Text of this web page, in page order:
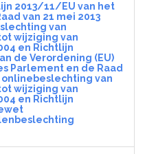
2013/11/EU van het
van 21 mei 2013
van
wijziging van
en Richtlijn
de Verordening (EU)
Parlement en de Raad
onlinebeslechting van
wijziging van
en Richtlijn